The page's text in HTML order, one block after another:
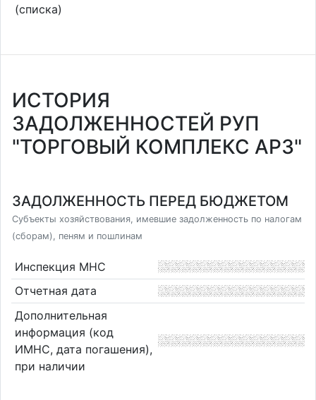
(списка)
ИСТОРИЯ
ЗАДОЛЖЕННОСТЕЙ РУП
"ТОРГОВЫЙ КОМПЛЕКС АРЗ"
ЗАДОЛЖЕННОСТЬ ПЕРЕД БЮДЖЕТОМ
Субъекты хозяйствования, имевшие задолженность по налогам
(сборам), пеням и пошлинам
Инспекция МНС
Отчетная дата
Дополнительная
информация (код
ИМНС, дата погашения),
при наличии